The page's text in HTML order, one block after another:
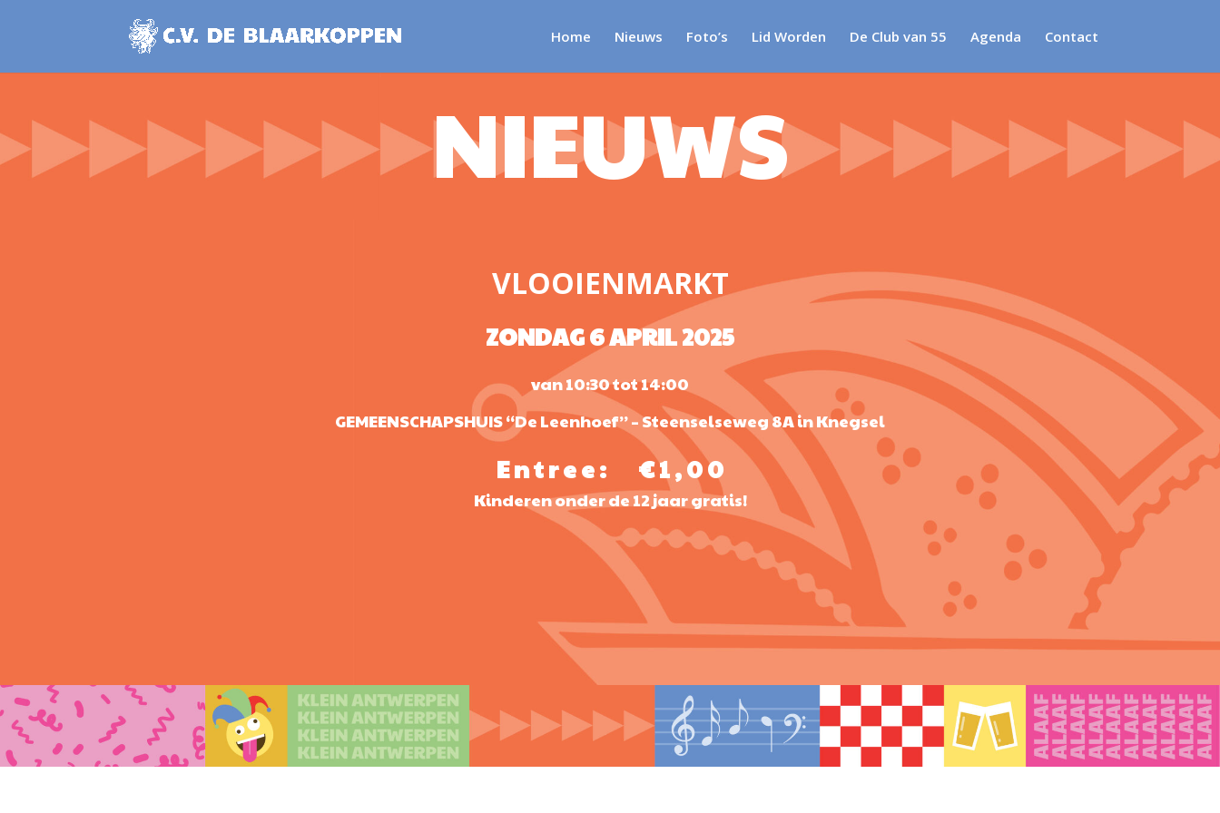
Home Nieuws Foto’s Lid Worden De Club van 55 Agenda Contact
NIEUWS
VLOOIENMARKT
ZONDAG 6 APRIL 2025
van 10:30 tot 14:00
GEMEENSCHAPSHUIS “De Leenhoef” – Steenselseweg 8A in Knegsel
E n t r e e : € 1 , 0 0
Kinderen onder de 12 jaar gratis!